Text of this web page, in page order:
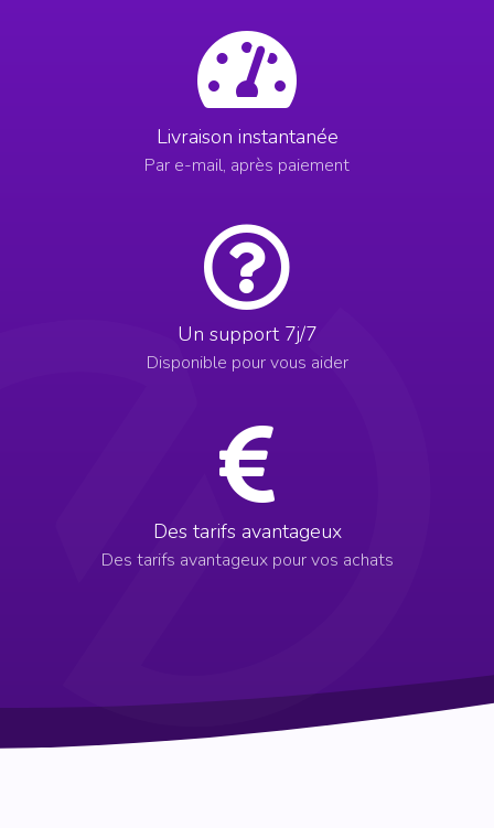
Livraison instantanée
Par e-mail, après paiement
Un support 7j/7
Disponible pour vous aider
Des tarifs avantageux
Des tarifs avantageux pour vos achats